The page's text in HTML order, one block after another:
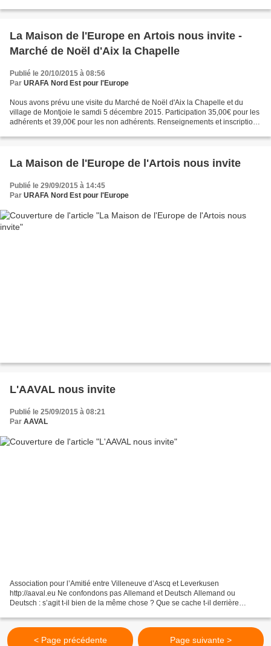
La Maison de l'Europe en Artois nous invite -
Marché de Noël d'Aix la Chapelle
Publié le 20/10/2015 à 08:56
Par URAFA Nord Est pour l'Europe
Nous avons prévu une visite du Marché de Noël d'Aix la Chapelle et du
village de Montjoie le samdi 5 décembre 2015. Participation 35,00€ pour les
adhérents et 39,00€ pour les non adhérents. Renseignements et inscriptions
La Maison de l'Europe de l'Artois nous invite
Publié le 29/09/2015 à 14:45
Par URAFA Nord Est pour l'Europe
L'AAVAL nous invite
Publié le 25/09/2015 à 08:21
Par AAVAL
Association pour l’Amitié entre Villeneuve d’Ascq et Leverkusen
http://aaval.eu Ne confondons pas Allemand et Deutsch Allemand ou
Deutsch : s’agit t-il bien de la même chose ? Que se cache t-il derrière
< Page précédente Page suivante >